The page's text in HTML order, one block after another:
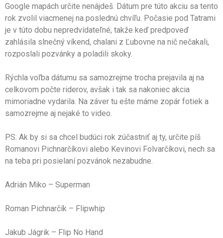
Google mapách určite nenájdeš. Dátum pre túto akciu sa tento
rok zvolil viacmenej na poslednú chvíľu. Počasie pod Tatrami
je v túto dobu nepredvídateľné, takže keď predpoveď
zahlásila slnečný víkend, chalani z Ľubovne na nič nečakali,
rozposlali pozvánky a poladili skoky.
Rýchla voľba dátumu sa samozrejme trocha prejavila aj na
celkovom počte riderov, avšak i tak sa nakoniec akcia
mimoriadne vydarila. Na záver tu ešte máme zopár fotiek a
samozrejme aj nejaké to video.
PS: Ak by si sa chcel budúci rok zúčastniť aj ty, určite píš
Romanovi Pichnarčíkovi alebo Kevinovi Folvarčíkovi, nech sa
na teba pri posielaní pozvánok nezabudne.
Adrián Miko – Superman
Roman Pichnarčík – Flipwhip
Jakub Jágrik – Flip No Hand